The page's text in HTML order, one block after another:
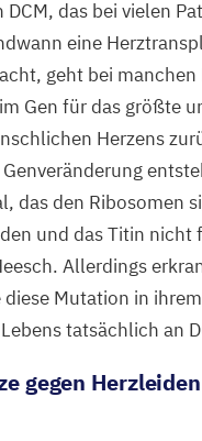
DCM, das bei vielen
eine
geht bei
Gen für das größte
Herzens
das den Ribosomen
und das Titin nicht
Allerdings
diese Mutation in
tatsächlich an
gegen